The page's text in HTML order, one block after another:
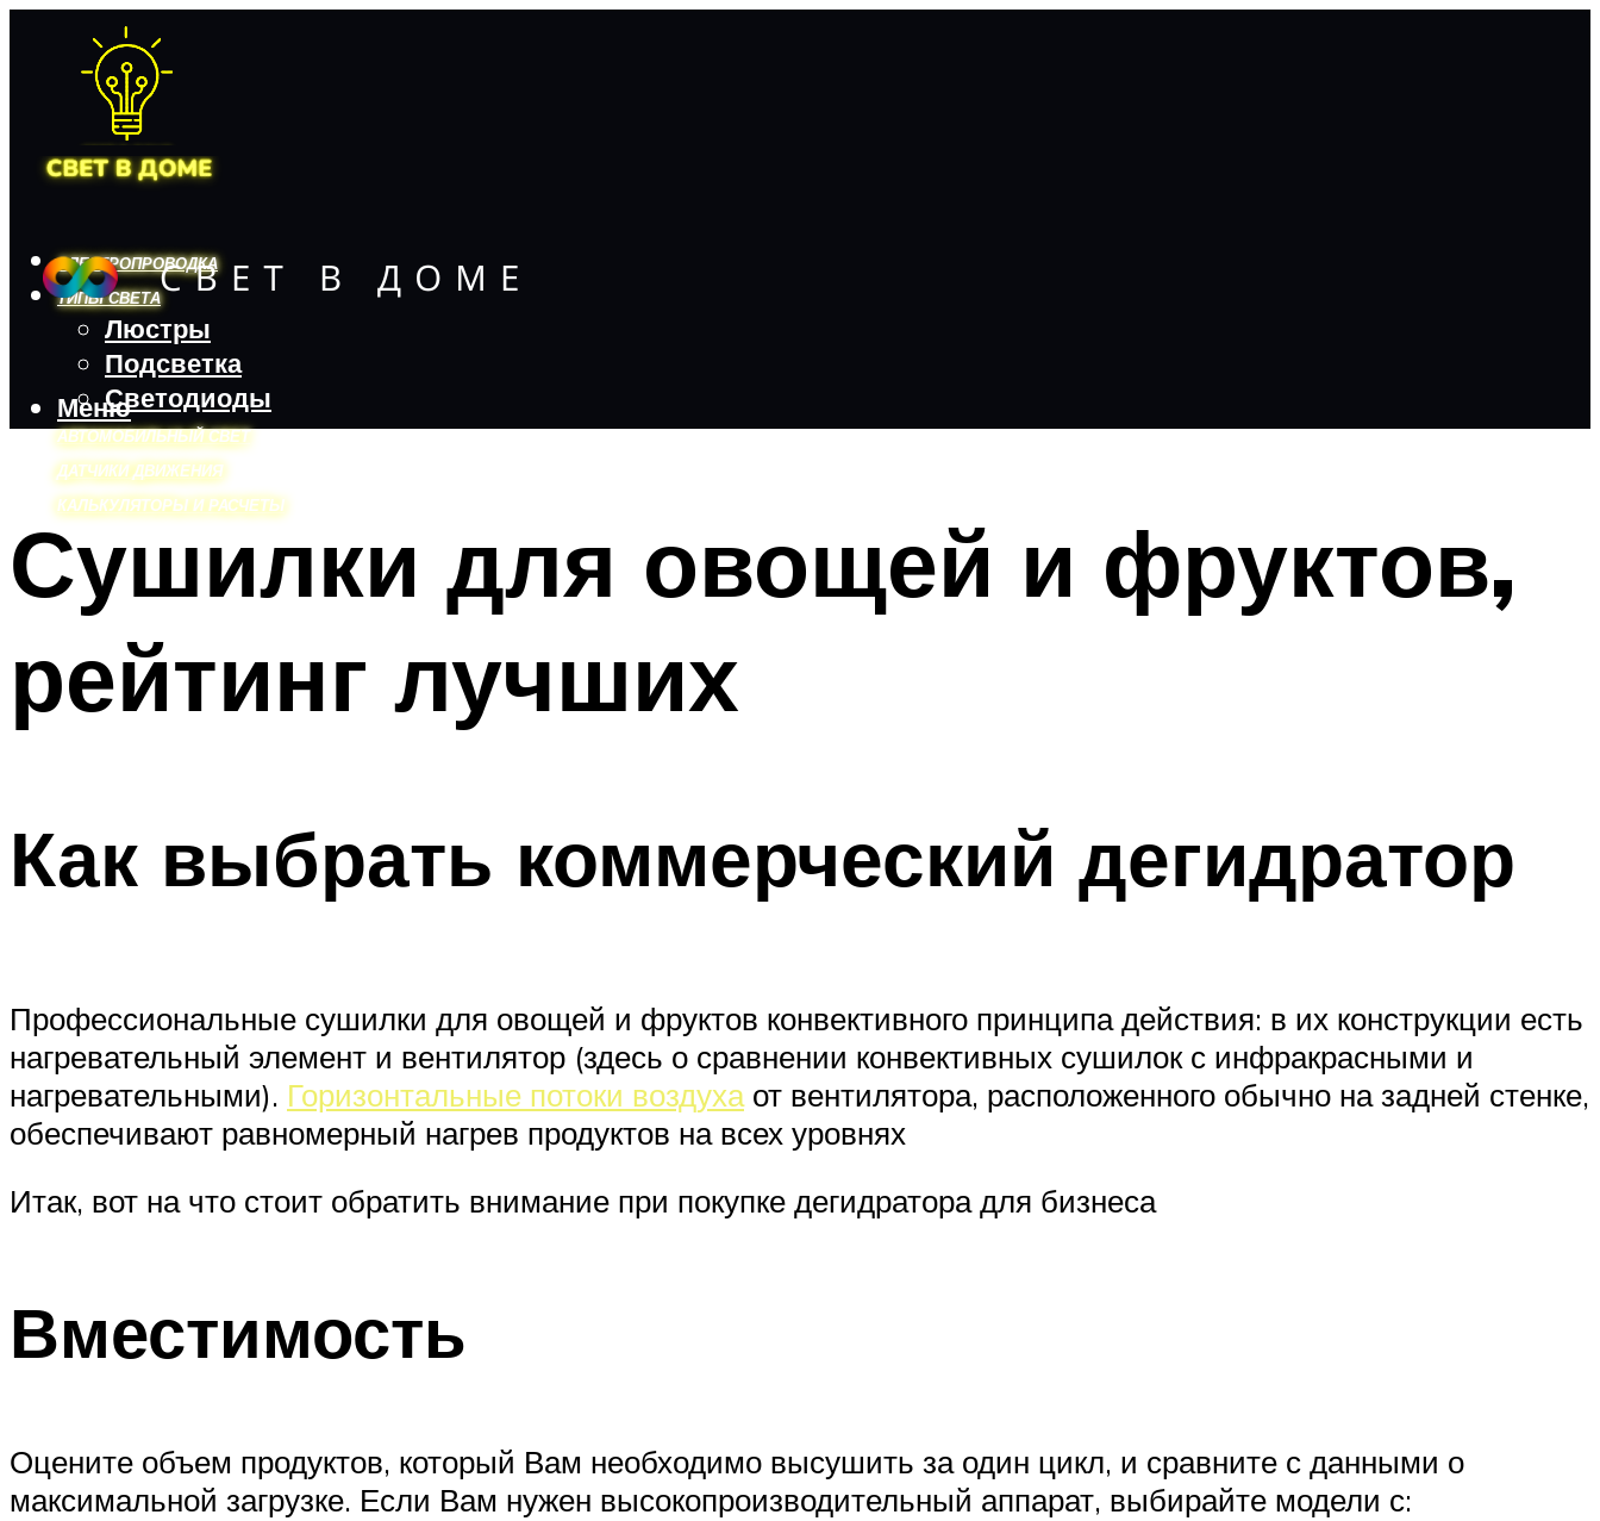
ЭЛЕКТРОПРОВОДКА
ТИПЫ СВЕТА
Люстры
Подсветка
Светодиоды
АВТОМОБИЛЬНЫЙ СВЕТ
ДАТЧИКИ ДВИЖЕНИЯ
КАЛЬКУЛЯТОРЫ И РАСЧЕТЫ
Меню
Меню
Сушилки для овощей и фруктов,
рейтинг лучших
Как выбрать коммерческий дегидратор
Профессиональные сушилки для овощей и фруктов конвективного принципа действия: в их конструкции есть
нагревательный элемент и вентилятор (здесь о сравнении конвективных сушилок с инфракрасными и
нагревательными). Горизонтальные потоки воздухаот вентилятора, расположенного обычно на задней стенке,
обеспечивают равномерный нагрев продуктов на всех уровнях
Итак, вот на что стоит обратить внимание при покупке дегидратора для бизнеса
Вместимость
Оцените объем продуктов, который Вам необходимо высушить за один цикл, и сравните с данными о
максимальной загрузке. Если Вам нужен высокопроизводительный аппарат, выбирайте модели с: